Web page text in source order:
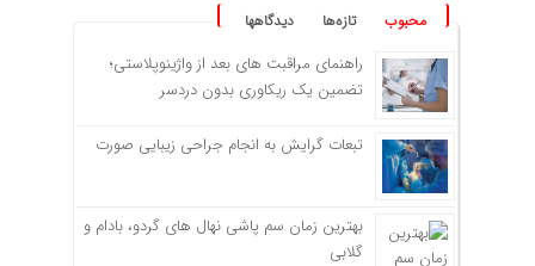
محبوب تازه‌ها دیدگاهها
راهنمای مراقبت های بعد از واژینوپلاستی؛
تضمین یک ریکاوری بدون دردسر
تبعات گرایش به انجام جراحی زیبایی صورت
بهترین زمان سم پاشی نهال های گردو، بادام و
گلابی